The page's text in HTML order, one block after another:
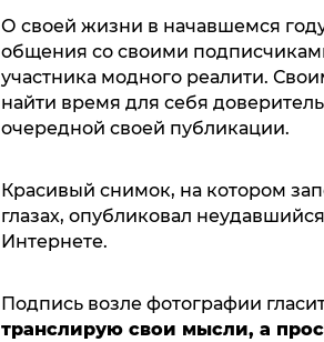
О своей жизни в начавшемся
общения со своими
участника модного реалити.
найти время для себя
очередной своей публикации.
Красивый снимок, на котором
глазах, опубликовал
Интернете.
Подпись возле фотографии
транслирую свои мысли, а